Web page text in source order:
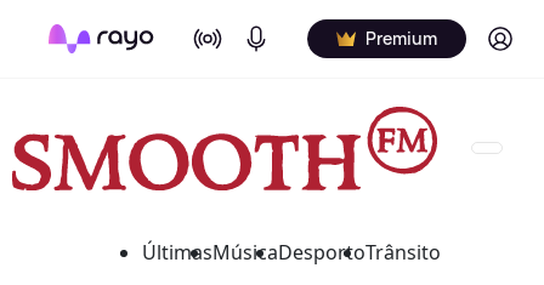
On Air Podcasts Premium Log in
ÚltimasMúsicaDesportoTrânsito